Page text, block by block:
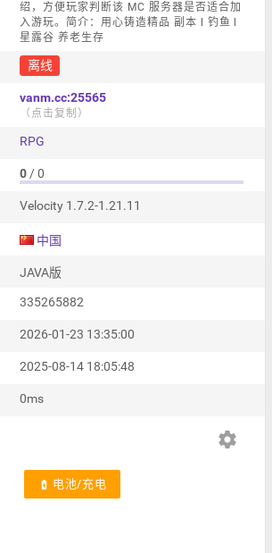
绍，方便玩家判断该 MC 服务器是否适合加
入游玩。简介：用心铸造精品 副本 l 钓鱼 l
星露谷 养老生存
离线
vanm.cc:25565
（点击复制）
RPG
0 / 0
Velocity 1.7.2-1.21.11
中国
JAVA版
335265882
2026-01-23 13:35:00
2025-08-14 18:05:48
0ms
settings
battery_charging_full 电池/充电